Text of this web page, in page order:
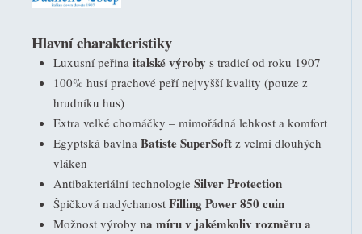
Hlavní charakteristiky
Luxusní peřina italské výroby s tradicí od roku 1907
100% husí prachové peří nejvyšší kvality (pouze z
hrudníku hus)
Extra velké chomáčky – mimořádná lehkost a komfort
Egyptská bavlna Batiste SuperSoft z velmi dlouhých
vláken
Antibakteriální technologie Silver Protection
Špičková nadýchanost Filling Power 850 cuin
Možnost výroby na míru v jakémkoliv rozměru a